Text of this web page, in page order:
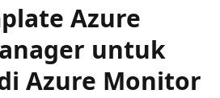
Azure
untuk
Azure Monitor